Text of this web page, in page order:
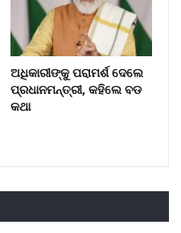
ଅଧିକାରୀଙ୍କୁ ପରାମର୍ଶ ଦେଲେ
ପ୍ରଧାନମନ୍ତ୍ରୀ, କହିଲେ ବଡ
କଥା